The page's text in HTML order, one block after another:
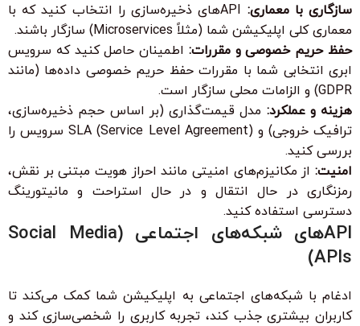
سازگاری با معماری:
APIهای ذخیره‌سازی را انتخاب کنید که با
معماری کلی اپلیکیشن شما (مثلاً Microservices) سازگار باشند.
حفظ حریم خصوصی و مقررات: اطمینان حاصل کنید که سرویس
ابری انتخابی شما با مقررات حفظ حریم خصوصی داده‌ها (مانند
GDPR) و الزامات محلی سازگار است.
هزینه و عملکرد: مدل قیمت‌گذاری (بر اساس حجم ذخیره‌سازی،
ترافیک خروجی) و SLA (Service Level Agreement) سرویس را
بررسی کنید.
امنیت: از مکانیزم‌های امنیتی مانند احراز هویت مبتنی بر نقش،
رمزنگاری در حال انتقال و در حال استراحت و مانیتورینگ
دسترسی استفاده کنید.
APIهای شبکه‌های اجتماعی (Social Media
APIs)
ادغام با شبکه‌های اجتماعی به اپلیکیشن شما کمک می‌کند تا
کاربران بیشتری جذب کند، تجربه کاربری را شخصی‌سازی کند و